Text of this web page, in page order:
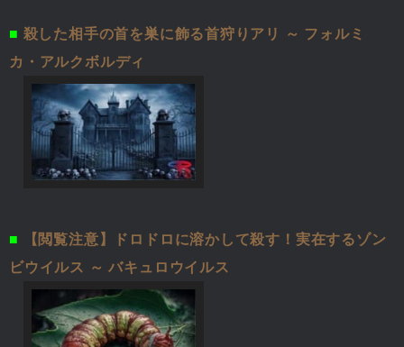
■ 殺した相手の首を巣に飾る首狩りアリ ～ フォルミ
カ・アルクボルディ
■
【閲覧注意】ドロドロに溶かして殺す！実在するゾン
ビウイルス ～ バキュロウイルス